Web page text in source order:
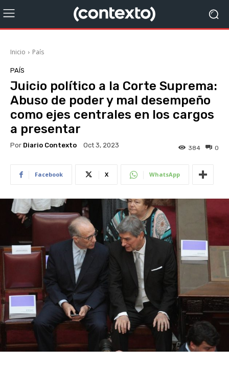
Inicio País
PAÍS
Juicio político a la Corte Suprema:
Abuso de poder y mal desempeño
como ejes centrales en los cargos
a presentar
Por Diario Contexto Oct 3, 2023 0
384
Facebook X WhatsApp